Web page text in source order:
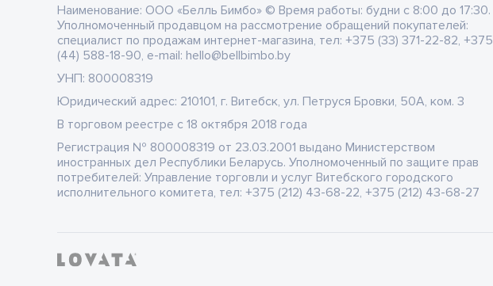
Наименование: ООО «Белль Бимбо» © Время работы: будни с 8:00 до 17:30.
Уполномоченный продавцом на рассмотрение обращений покупателей:
специалист по продажам интернет-магазина, тел: +375 (33) 371-22-82, +375
(44) 588-18-90, e-mail: hello@bellbimbo.by
УНП: 800008319
Юридический адрес: 210101, г. Витебск, ул. Петруся Бровки, 50А, ком. 3
В торговом реестре c 18 октября 2018 года
Регистрация № 800008319 от 23.03.2001 выдано Министерством
иностранных дел Республики Беларусь. Уполномоченный по защите прав
потребителей: Управление торговли и услуг Витебского городского
исполнительного комитета, тел: +375 (212) 43-68-22, +375 (212) 43-68-27